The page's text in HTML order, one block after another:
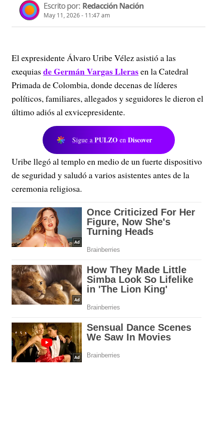
Escrito por: Redacción Nación
May 11, 2026 - 11:47 am
El expresidente Álvaro Uribe Vélez asistió a las
exequias de Germán Vargas Llerasen la Catedral
Primada de Colombia, donde decenas de líderes
políticos, familiares, allegados y seguidores le dieron el
último adiós al exvicepresidente.
Sigue a PULZO en Discover
Uribe llegó al templo en medio de un fuerte dispositivo
de seguridad y saludó a varios asistentes antes de la
ceremonia religiosa.